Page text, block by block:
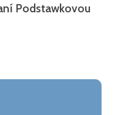
Podstawkovou